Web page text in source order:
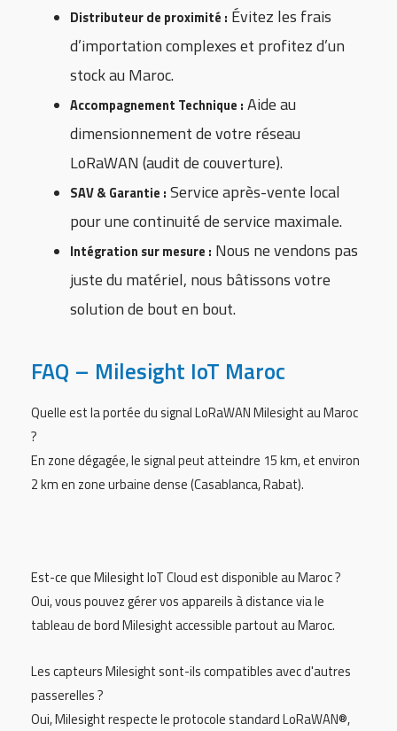
Distributeur de proximité : Évitez les frais
d’importation complexes et profitez d’un
stock au Maroc.
Accompagnement Technique : Aide au
dimensionnement de votre réseau
LoRaWAN (audit de couverture).
SAV & Garantie : Service après-vente local
pour une continuité de service maximale.
Intégration sur mesure : Nous ne vendons pas
juste du matériel, nous bâtissons votre
solution de bout en bout.
FAQ – Milesight IoT Maroc
Quelle est la portée du signal LoRaWAN Milesight au Maroc
?
En zone dégagée, le signal peut atteindre 15 km, et environ
2 km en zone urbaine dense (Casablanca, Rabat).
Est-ce que Milesight IoT Cloud est disponible au Maroc ?
Oui, vous pouvez gérer vos appareils à distance via le
tableau de bord Milesight accessible partout au Maroc.
Les capteurs Milesight sont-ils compatibles avec d'autres
passerelles ?
Oui, Milesight respecte le protocole standard LoRaWAN®,